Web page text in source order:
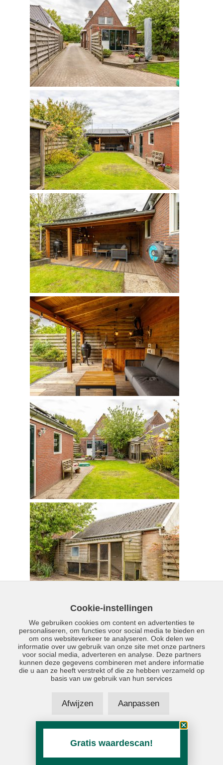
Cookie-instellingen
We gebruiken cookies om content en advertenties te
personaliseren, om functies voor social media te bieden en
om ons websiteverkeer te analyseren. Ook delen we
informatie over uw gebruik van onze site met onze partners
voor social media, adverteren en analyse. Deze partners
kunnen deze gegevens combineren met andere informatie
die u aan ze heeft verstrekt of die ze hebben verzameld op
basis van uw gebruik van hun services
Afwijzen Aanpassen
Gratis waardescan!